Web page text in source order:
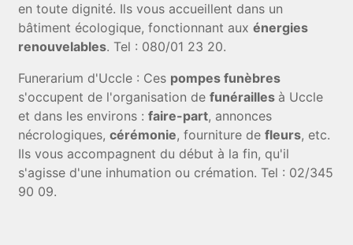
en toute dignité. Ils vous accueillent dans un
bâtiment écologique, fonctionnant auxénergies
renouvelables. Tel : 080/01 23 20.
Funerarium d'Uccle : Ces pompes funèbres
s'occupent de l'organisation defunérailles à Uccle
et dans les environs :faire-part, annonces
nécrologiques,cérémonie, fourniture defleurs, etc.
Ils vous accompagnent du début à la fin, qu'il
s'agisse d'une inhumation ou crémation. Tel : 02/345
90 09.